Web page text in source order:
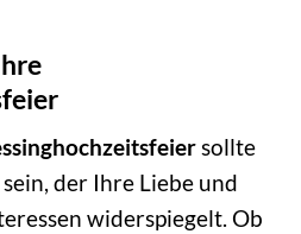
sollte
der Ihre Liebe und
widerspiegelt. Ob